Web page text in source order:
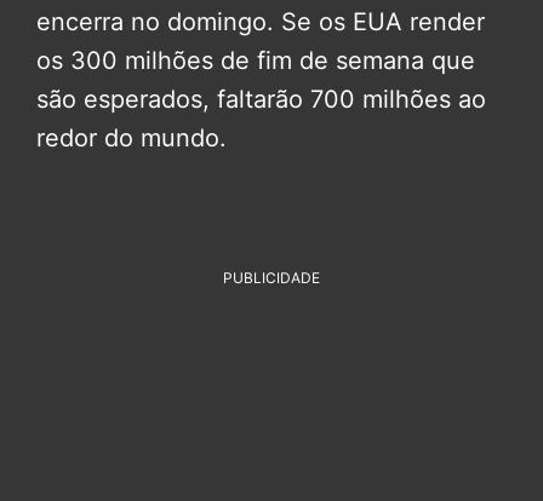
encerra no domingo. Se os EUA render
os 300 milhões de fim de semana que
são esperados, faltarão 700 milhões ao
redor do mundo.
PUBLICIDADE